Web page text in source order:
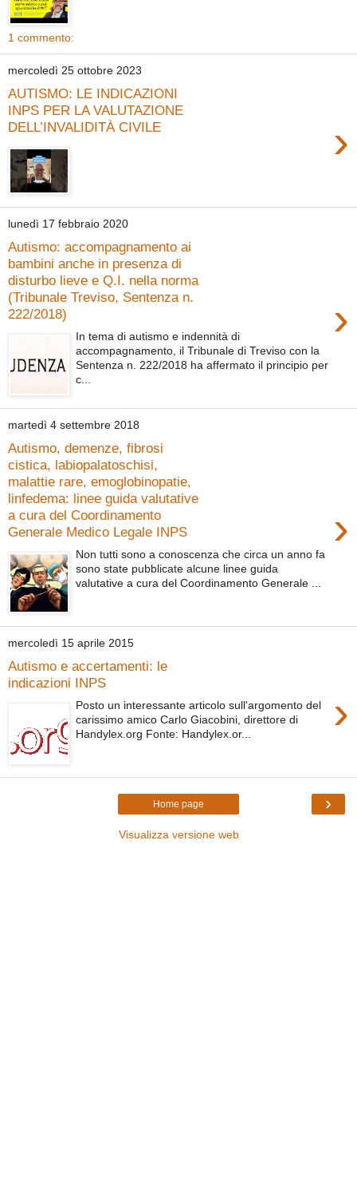
1 commento:
mercoledì 25 ottobre 2023
AUTISMO: LE INDICAZIONI
INPS PER LA VALUTAZIONE
DELL’INVALIDITÀ CIVILE
›
lunedì 17 febbraio 2020
Autismo: accompagnamento ai
bambini anche in presenza di
disturbo lieve e Q.I. nella norma
(Tribunale Treviso, Sentenza n.
222/2018)
›
In tema di autismo e indennità di
accompagnamento, il Tribunale di Treviso con la
Sentenza n. 222/2018 ha affermato il principio per
c...
martedì 4 settembre 2018
Autismo, demenze, fibrosi
cistica, labiopalatoschisi,
malattie rare, emoglobinopatie,
linfedema: linee guida valutative
a cura del Coordinamento
Generale Medico Legale INPS
›
Non tutti sono a conoscenza che circa un anno fa
sono state pubblicate alcune linee guida
valutative a cura del Coordinamento Generale ...
mercoledì 15 aprile 2015
Autismo e accertamenti: le
indicazioni INPS
›
Posto un interessante articolo sull'argomento del
carissimo amico Carlo Giacobini, direttore di
Handylex.org Fonte: Handylex.or...
›
Home page
Visualizza versione web